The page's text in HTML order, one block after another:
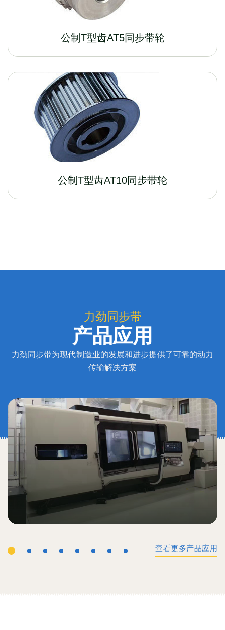
公制T型齿AT5同步带轮
公制T型齿AT10同步带轮
力劲同步带
产品应用
力劲同步带为现代制造业的发展和进步提供了可靠的动力
传输解决方案
查看更多产品应用